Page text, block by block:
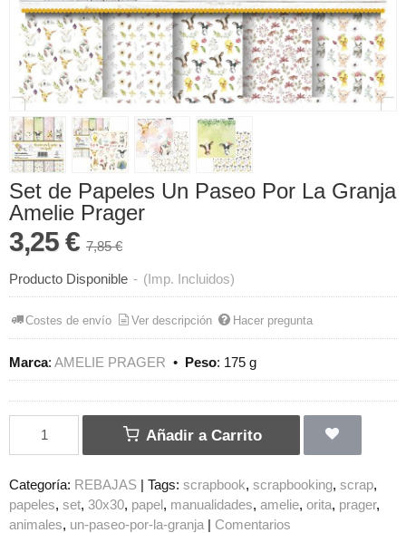
Set de Papeles Un Paseo Por La Granja
Amelie Prager
3,25 € 7,85 €
Producto Disponible - (Imp. Incluidos)
Costes de envío Ver descripción Hacer pregunta
Marca: AMELIE PRAGER • Peso: 175 g
Añadir a Carrito
Categoría: REBAJAS | Tags: scrapbook scrapbooking scrap
papeles set 30x30 papel manualidades amelie orita prager
animales un-paseo-por-la-granja | Comentarios